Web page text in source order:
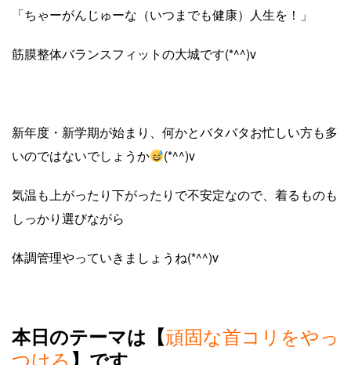
「ちゃーがんじゅーな（いつまでも健康）人生を！」
筋膜整体バランスフィットの大城です(*^^)v
新年度・新学期が始まり、何かとバタバタお忙しい方も多
いのではないでしょうか
(*^^)v
気温も上がったり下がったりで不安定なので、着るものも
しっかり選びながら
体調管理やっていきましょうね(*^^)v
本日のテーマは【頑固な首コリをやっ
つけろ】です